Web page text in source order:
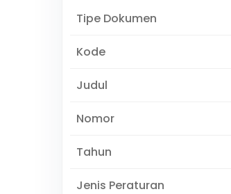
Tipe Dokumen
Kode
Judul
Nomor
Tahun
Jenis Peraturan